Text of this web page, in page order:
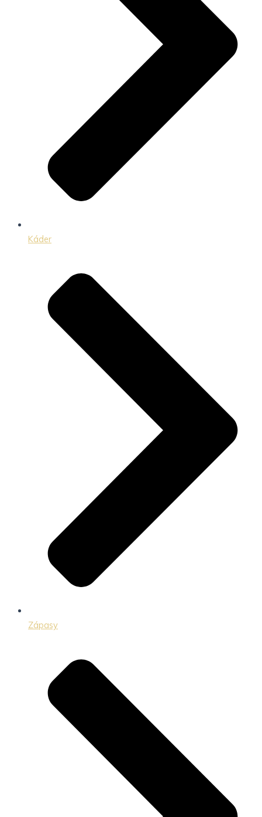
Káder
Zápasy